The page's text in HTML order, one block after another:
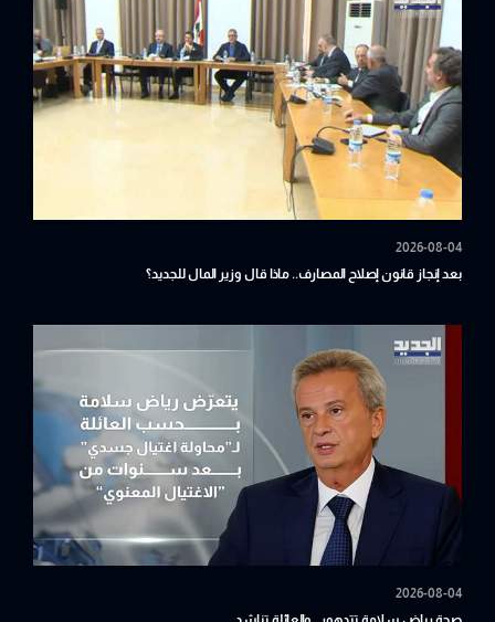
2026-08-04
بعد إنجاز قانون إصلاح المصارف.. ماذا قال وزير المال للجديد؟
2026-08-04